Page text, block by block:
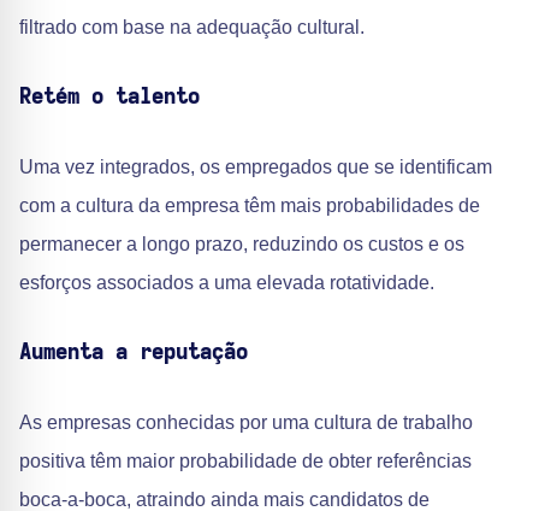
filtrado com base na adequação cultural.
Retém o talento
Uma vez integrados, os empregados que se identificam
com a cultura da empresa têm mais probabilidades de
permanecer a longo prazo, reduzindo os custos e os
esforços associados a uma elevada rotatividade.
Aumenta a reputação
As empresas conhecidas por uma cultura de trabalho
positiva têm maior probabilidade de obter referências
boca-a-boca, atraindo ainda mais candidatos de